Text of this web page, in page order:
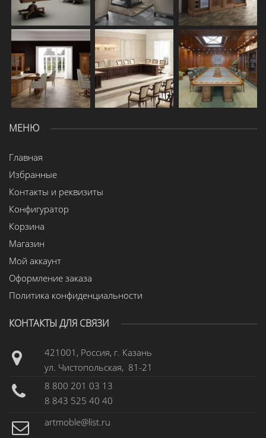
МЕНЮ
Главная
Избранные
Контакты и реквизиты
Конфигуратор
Корзина
Магазин
Мой аккаунт
Оформление заказа
Политика конфиденциальности
КОНТАКТЫ ДЛЯ СВЯЗИ
421001, Россия, г. Казань
ул. Чистопольская, 81-21
8 800 201 03 13
8 843 525 40 40
artmoble@list.ru